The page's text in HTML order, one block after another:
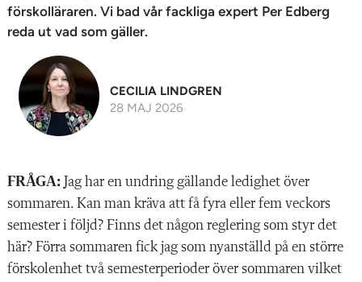
förskolläraren. Vi bad vår fackliga expert Per Edberg
reda ut vad som gäller.
CECILIA LINDGREN
28 MAJ 2026
FRÅGA: Jag har en undring gällande ledighet över
sommaren. Kan man kräva att få fyra eller fem veckors
semester i följd? Finns det någon reglering som styr det
här? Förra sommaren fick jag som nyanställd på en större
förskolenhet två semesterperioder över sommaren vilket